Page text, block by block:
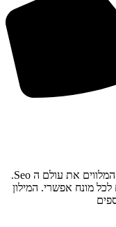
כאן תוכלו ללמוד, לקרוא, להבין מהם המונחים המלווים את עולם ה Seo.
מונח אפשרי. המילון